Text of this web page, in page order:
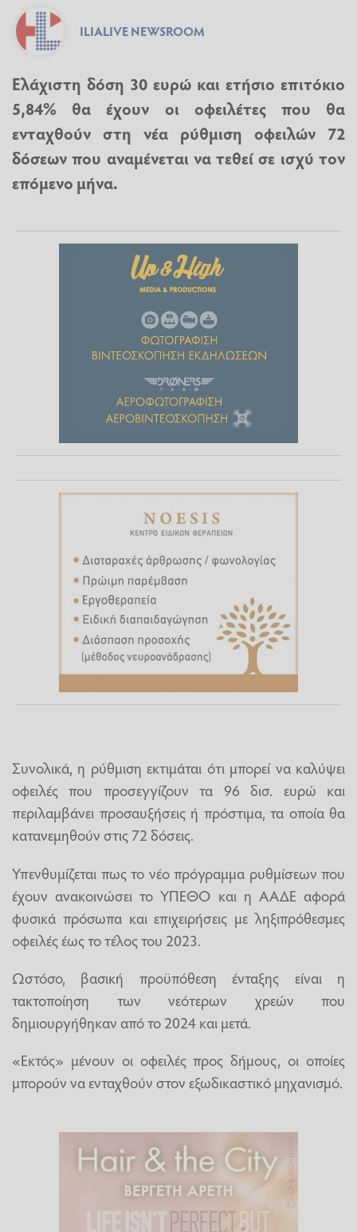
ILIALIVE NEWSROOM
Eλάχιστη δόση 30 ευρώ και ετήσιο επιτόκιο
5,84% θα έχουν οι οφειλέτες που θα
ενταχθούν στη νέα ρύθμιση οφειλών 72
δόσεων που αναμένεται να τεθεί σε ισχύ τον
επόμενο μήνα.
Συνολικά, η ρύθμιση εκτιμάται ότι μπορεί να καλύψει
οφειλές που προσεγγίζουν τα 96 δισ. ευρώ και
περιλαμβάνει προσαυξήσεις ή πρόστιμα, τα οποία θα
κατανεμηθούν στις 72 δόσεις.
Υπενθυμίζεται πως το νέο πρόγραμμα ρυθμίσεων που
έχουν ανακοινώσει το ΥΠΕΘΟ και η ΑΑΔΕ αφορά
φυσικά πρόσωπα και επιχειρήσεις με ληξιπρόθεσμες
οφειλές έως το τέλος του 2023.
Ωστόσο, βασική προϋπόθεση ένταξης είναι η
τακτοποίηση των νεότερων χρεών που
δημιουργήθηκαν από το 2024 και μετά.
«Εκτός» μένουν οι οφειλές προς δήμους, οι οποίες
μπορούν να ενταχθούν στον εξωδικαστικό μηχανισμό.